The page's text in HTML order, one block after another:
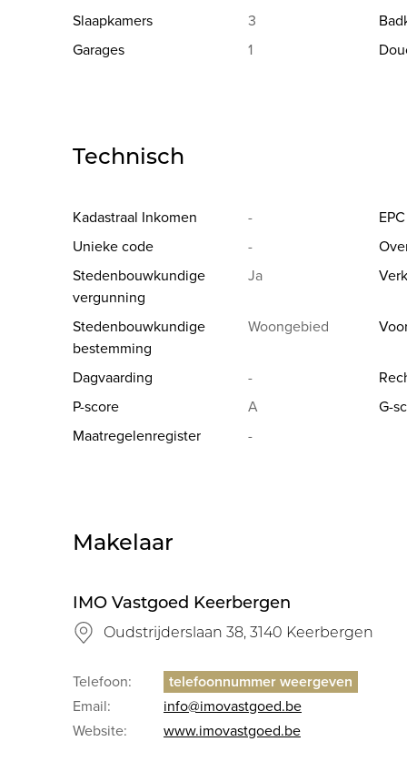
Slaapkamers
3
Garages
1
Technisch
Kadastraal Inkomen - EPC
Unieke code
-
Stedenbouwkundige
vergunning
Ja
Stedenbouwkundige
bestemming
Woongebied
Dagvaarding -
P-score
A G-
Maatregelenregister
-
Makelaar
IMO Vastgoed Keerbergen
Oudstrijderslaan 38, 3140 Keerbergen
Telefoon:
Email:
info@imovastgoed.be
Website:
www.imovastgoed.be